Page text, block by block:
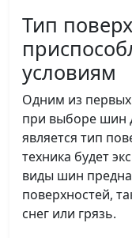
Тип
условиям
Одним из
при выборе шин
является тип
техника будет
виды шин
поверхностей,
снег или грязь.